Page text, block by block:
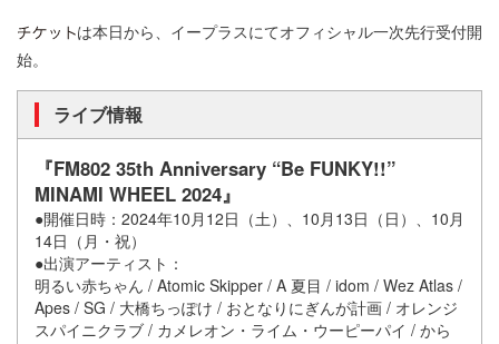
は本日から、イープラスにてオフィシャル一次先行受付開
始。
ライブ情報
『FM802 35th Anniversary “Be FUNKY!!”
MINAMI WHEEL 2024』
●開催日時：2024年10月12日（土）、10月13日（日）、10月
14日（月・祝）
●出演アーティスト：
明るい赤ちゃん / Atomic Skipper / A 夏目 / idom / Wez Atlas /
Apes / SG / 大橋ちっぽけ / おとなりにぎんが計画 / オレンジ
スパイニクラブ / カメレオン・ライム・ウーピーパイ / から